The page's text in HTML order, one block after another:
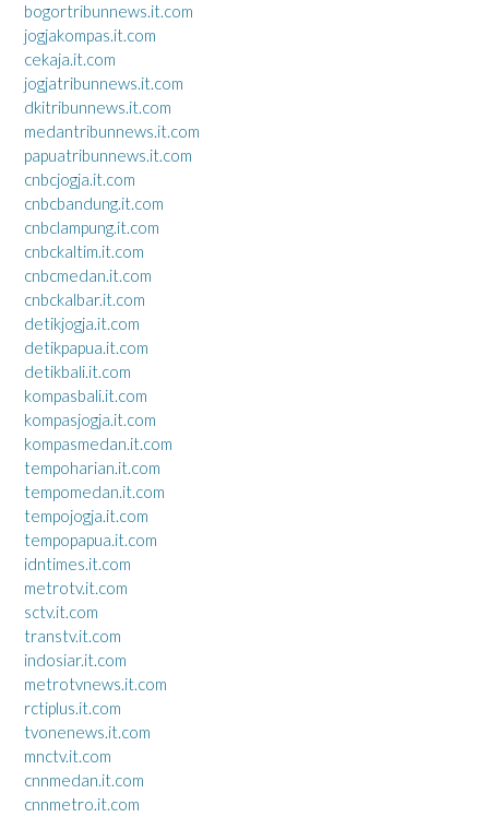
bogortribunnews.it.com
jogjakompas.it.com
cekaja.it.com
jogjatribunnews.it.com
dkitribunnews.it.com
medantribunnews.it.com
papuatribunnews.it.com
cnbcjogja.it.com
cnbcbandung.it.com
cnbclampung.it.com
cnbckaltim.it.com
cnbcmedan.it.com
cnbckalbar.it.com
detikjogja.it.com
detikpapua.it.com
detikbali.it.com
kompasbali.it.com
kompasjogja.it.com
kompasmedan.it.com
tempoharian.it.com
tempomedan.it.com
tempojogja.it.com
tempopapua.it.com
idntimes.it.com
metrotv.it.com
sctv.it.com
transtv.it.com
indosiar.it.com
metrotvnews.it.com
rctiplus.it.com
tvonenews.it.com
mnctv.it.com
cnnmedan.it.com
cnnmetro.it.com